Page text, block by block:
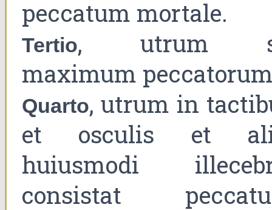
peccatum mortale.
Tertio, utrum
maximum
Quarto, utrum in
et osculis et
huiusmodi
consistat